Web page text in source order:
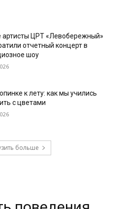
ЦРТ «Левобережный»
отчетный концерт в
шоу
к лету: как мы учились
с цветами
больше